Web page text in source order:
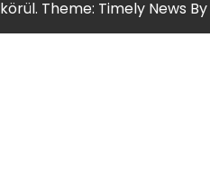
körül. Theme: Timely News By